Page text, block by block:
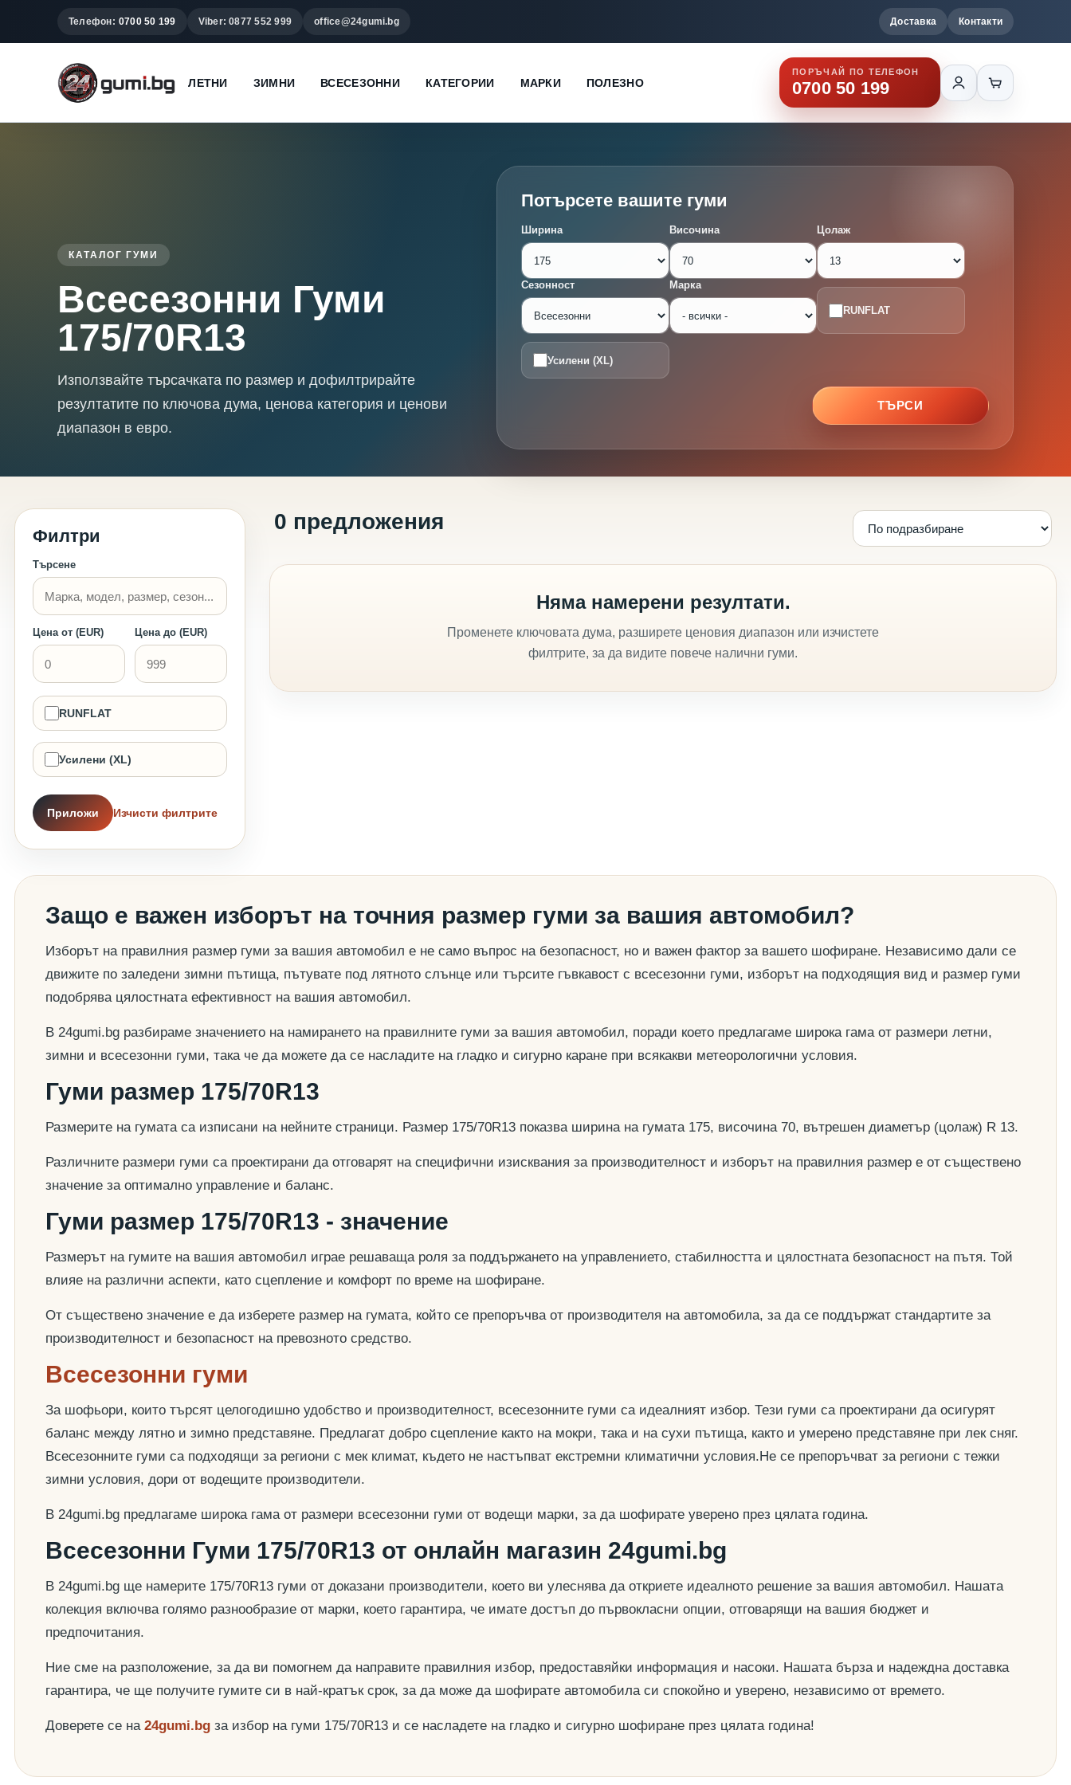
Телефон: 0700 50 199 Viber: 0877 552 999 office@24gumi.bg Доставка Контакти
ЛЕТНИ ЗИМНИ ВСЕСЕЗОННИ КАТЕГОРИИ МАРКИ ПОЛЕЗНО
ПОРЪЧАЙ ПО ТЕЛЕФОН
0700 50 199
КАТАЛОГ ГУМИ
Всесезонни Гуми
175/70R13
Използвайте търсачката по размер и дофилтрирайте
резултатите по ключова дума, ценова категория и ценови
диапазон в евро.
Потърсете вашите гуми
Ширина Височина Цолаж
Сезонност Марка
RUNFLAT
Усилени (XL)
ТЪРСИ
Филтри
Търсене
Цена от (EUR) Цена до (EUR)
RUNFLAT
Усилени (XL)
Приложи Изчисти филтрите
0 предложения
Няма намерени резултати.
Променете ключовата дума, разширете ценовия диапазон или изчистете
филтрите, за да видите повече налични гуми.
Защо е важен изборът на точния размер гуми за вашия автомобил?
Изборът на правилния размер гуми за вашия автомобил е не само въпрос на безопасност, но и важен фактор за вашето шофиране. Независимо дали се
движите по заледени зимни пътища, пътувате под лятното слънце или търсите гъвкавост с всесезонни гуми, изборът на подходящия вид и размер гуми
подобрява цялостната ефективност на вашия автомобил.
В 24gumi.bg разбираме значението на намирането на правилните гуми за вашия автомобил, поради което предлагаме широка гама от размери летни,
зимни и всесезонни гуми, така че да можете да се насладите на гладко и сигурно каране при всякакви метеорологични условия.
Гуми размер 175/70R13
Размерите на гумата са изписани на нейните страници. Размер 175/70R13 показва ширина на гумата 175, височина 70, вътрешен диаметър (цолаж) R 13.
Различните размери гуми са проектирани да отговарят на специфични изисквания за производителност и изборът на правилния размер е от съществено
значение за оптимално управление и баланс.
Гуми размер 175/70R13 - значение
Размерът на гумите на вашия автомобил играе решаваща роля за поддържането на управлението, стабилността и цялостната безопасност на пътя. Той
влияе на различни аспекти, като сцепление и комфорт по време на шофиране.
От съществено значение е да изберете размер на гумата, който се препоръчва от производителя на автомобила, за да се поддържат стандартите за
производителност и безопасност на превозното средство.
Всесезонни гуми
За шофьори, които търсят целогодишно удобство и производителност, всесезонните гуми са идеалният избор. Тези гуми са проектирани да осигурят
баланс между лятно и зимно представяне. Предлагат добро сцепление както на мокри, така и на сухи пътища, както и умерено представяне при лек сняг.
Всесезонните гуми са подходящи за региони с мек климат, където не настъпват екстремни климатични условия.Не се препоръчват за региони с тежки
зимни условия, дори от водещите производители.
В 24gumi.bg предлагаме широка гама от размери всесезонни гуми от водещи марки, за да шофирате уверено през цялата година.
Всесезонни Гуми 175/70R13 от онлайн магазин 24gumi.bg
В 24gumi.bg ще намерите 175/70R13 гуми от доказани производители, което ви улеснява да откриете идеалното решение за вашия автомобил. Нашата
колекция включва голямо разнообразие от марки, което гарантира, че имате достъп до първокласни опции, отговарящи на вашия бюджет и
предпочитания.
Ние сме на разположение, за да ви помогнем да направите правилния избор, предоставяйки информация и насоки. Нашата бърза и надеждна доставка
гарантира, че ще получите гумите си в най-кратък срок, за да може да шофирате автомобила си спокойно и уверено, независимо от времето.
Доверете се на 24gumi.bg за избор на гуми 175/70R13 и се насладете на гладко и сигурно шофиране през цялата година!